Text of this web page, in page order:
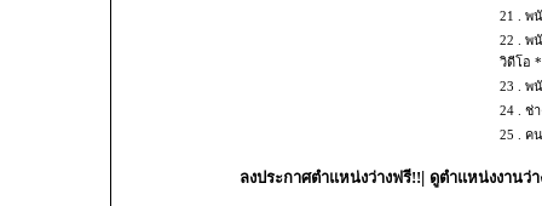
21 . พ
22 . พ
วิดีโอ
23 . พ
24 . ช่
25 .
ค
ลงประกาศตำแหน่งว่างฟรี!!| ดูตำแหน่งงานว่